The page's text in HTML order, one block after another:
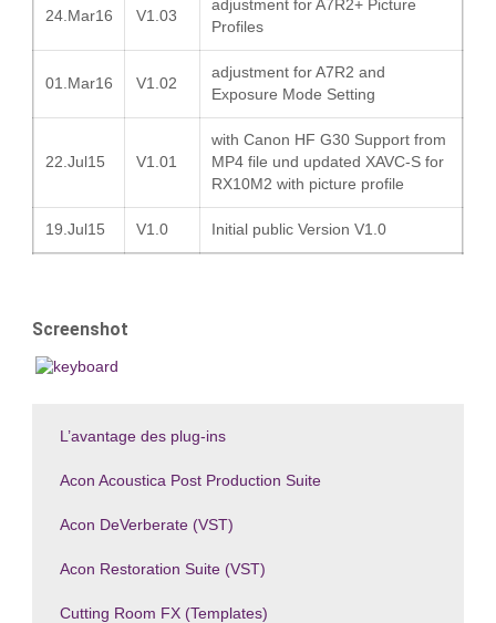
24.Mar16 V1.03
adjustment for A7R2+ Picture
Profiles
01.Mar16 V1.02
adjustment for A7R2 and
Exposure Mode Setting
22.Jul15 V1.01
with Canon HF G30 Support from
MP4 file und updated XAVC-S for
RX10M2 with picture profile
19.Jul15 V1.0 Initial public Version V1.0
Screenshot
L’avantage des plug-ins
Acon Acoustica Post Production Suite
Acon DeVerberate (VST)
Acon Restoration Suite (VST)
Cutting Room FX (Templates)